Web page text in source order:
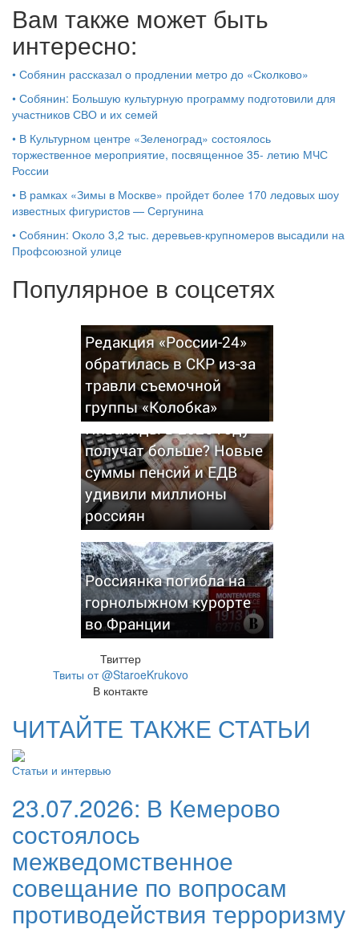
Вам также может быть
интересно:
• Собянин рассказал о продлении метро до «Сколково»
• Собянин: Большую культурную программу подготовили для
участников СВО и их семей
• В Культурном центре «Зеленоград» состоялось
торжественное мероприятие, посвященное 35- летию МЧС
России
• В рамках «Зимы в Москве» пройдет более 170 ледовых шоу
известных фигуристов — Сергунина
• Собянин: Около 3,2 тыс. деревьев-крупномеров высадили на
Профсоюзной улице
Популярное в соцсетях
Редакция «России-24»
обратилась в СКР из-за
травли съемочной
группы «Колобка»
Инвалиды в 2026 году
получат больше? Новые
суммы пенсий и ЕДВ
удивили миллионы
россиян
Россиянка погибла на
горнолыжном курорте
во Франции
Твиттер
Твиты от @StaroeKrukovo
В контакте
ЧИТАЙТЕ ТАКЖЕ СТАТЬИ
Статьи и интервью
23.07.2026: В Кемерово
состоялось
межведомственное
совещание по вопросам
противодействия терроризму